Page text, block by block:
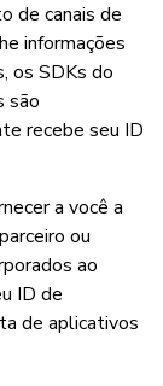
de canais de
informações
os SDKs do
são
recebe seu ID
a você a
ou
ao
ID de
de aplicativos